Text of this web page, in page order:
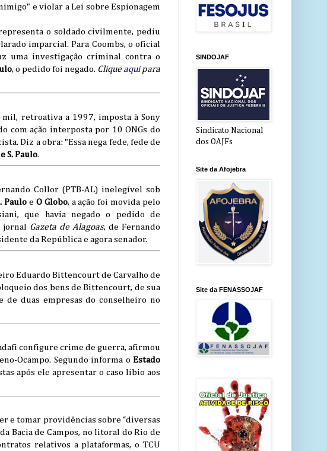
e violar a Lei sobre Espionagem
o soldado civilmente, pediu
imparcial. Para Coombs, o oficial
uma investigação criminal contra o
, o pedido foi negado. Clique aquipara
retroativa a 1997, imposta à Sony
com ação interposta por 10 ONGs do
Diz a obra: "Essa nega fede, fede de
S. Paulo.
Collor (PTB-AL) inelegível sob
Paulo e O Globo, a ação foi movida pelo
que havia negado o pedido de
jornal Gazeta de Alagoas, de Fernando
da República e agora senador.
Eduardo Bittencourt de Carvalho de
dos bens de Bittencourt, de sua
de duas empresas do conselheiro no
configure crime de guerra, afirmou
Ocampo. Segundo informa o Estado
após ele apresentar o caso líbio aos
e tomar providências sobre “diversas
Bacia de Campos, no litoral do Rio de
relativos a plataformas, o TCU
SINDOJAF
Sindicato Nacional
dos OAJFs
Site da Afojebra
Site da FENASSOJAF